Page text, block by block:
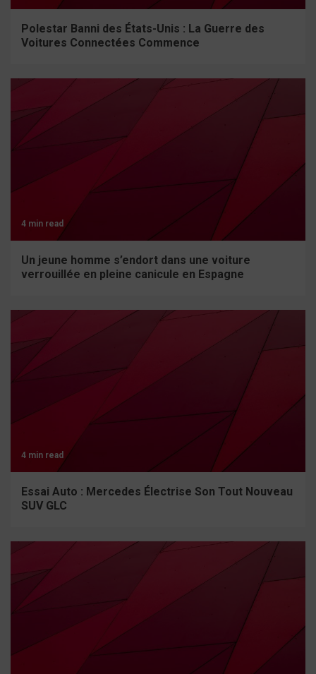
Polestar Banni des États-Unis : La Guerre des
Voitures Connectées Commence
4 min read
Un jeune homme s’endort dans une voiture
verrouillée en pleine canicule en Espagne
4 min read
Essai Auto : Mercedes Électrise Son Tout Nouveau
SUV GLC